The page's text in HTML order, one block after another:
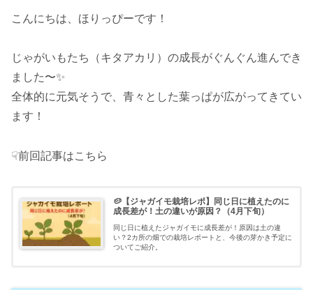
こんにちは、ほりっぴーです！
じゃがいもたち（キタアカリ）の成長がぐんぐん進んでき
ました〜✨
全体的に元気そうで、青々とした葉っぱが広がってきてい
ます！
☟前回記事はこちら
🥔【ジャガイモ栽培レポ】同じ日に植えたのに
成長差が！土の違いが原因？（4月下旬）
同じ日に植えたジャガイモに成長差が！原因は土の違
い？2カ所の畑での栽培レポートと、今後の芽かき予定に
ついてご紹介。